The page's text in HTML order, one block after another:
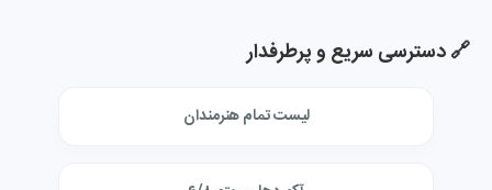
🔗 دسترسی سریع و پرطرفدار
لیست تمام هنرمندان